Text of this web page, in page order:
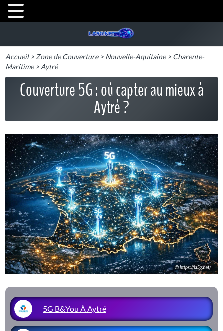
Accueil>Zone de Couverture>Nouvelle-Aquitaine>Charente-
Maritime>Aytré
Couverture 5G : où capter au mieux à
Aytré ?
5G B&You À Aytré